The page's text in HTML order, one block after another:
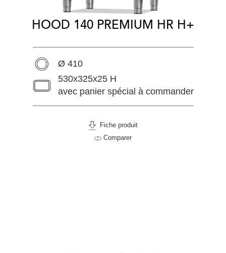
HOOD 140 PREMIUM HR H+
Ø 410
530x325x25 H
avec panier spécial à commander
Fiche produit
Comparer